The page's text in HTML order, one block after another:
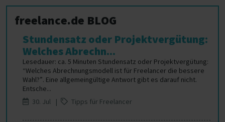
freelance.de BLOG
Stundensatz oder Projektvergütung:
Welches Abrechn...
Lesedauer: ca. 5 Minuten Stundensatz oder Projektvergütung:
“Welches Abrechnungsmodell ist für Freelancer die bessere
Wahl?”. Eine allgemeingültige Antwort gibt es darauf nicht.
Entsche...
30. Jul |
Tipps für Freelancer